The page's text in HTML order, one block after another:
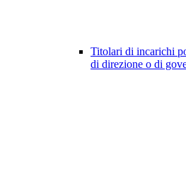
Titolari di incarichi
di direzione o di